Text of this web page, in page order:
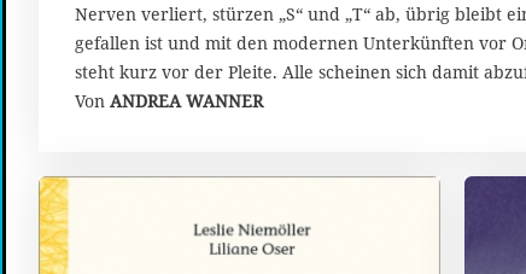
t
2
0
2
Nerven verliert, stürzen „S“ und „T“ ab, übrig bleibt
gefallen ist und mit den modernen Unterkünften vor
steht kurz vor der Pleite. Alle scheinen sich damit
Von ANDREA WANNER